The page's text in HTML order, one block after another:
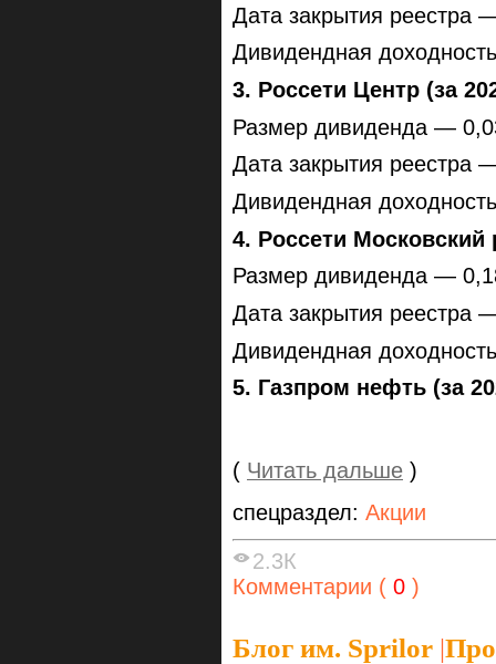
Дата закрытия реестра
Дивидендная
3. Россети Центр (за
Размер дивиденда —
Дата закрытия реестра
Дивидендная
4. Россети Московский
Размер дивиденда —
Дата закрытия реестра
Дивидендная
5. Газпром нефть (за
( Читать дальше )
спецраздел: Акции
2.3К
Комментарии ( 0 )
Блог им. Sprilor |